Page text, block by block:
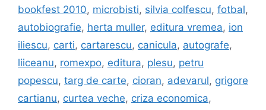
bookfest 2010, microbisti, silvia colfescu, fotbal,
autobiografie, herta muller, editura vremea, ion
iliescu, carti, cartarescu, canicula, autografe,
liiceanu, romexpo, editura, plesu, petru
popescu, targ de carte, cioran, adevarul, grigore
cartianu, curtea veche, criza economica,